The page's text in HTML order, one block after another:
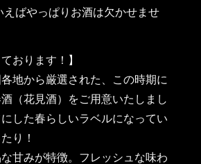
ばやっぱりお酒は欠かせませ
おります！】
地から厳選された、この時期に
（花見酒）をご用意いたしまし
した春らしいラベルになってい
り！
甘みが特徴。フレッシュな味わ